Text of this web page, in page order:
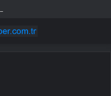
EDS geliyor